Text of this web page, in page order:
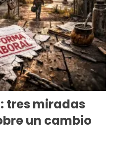
tres miradas
un cambio